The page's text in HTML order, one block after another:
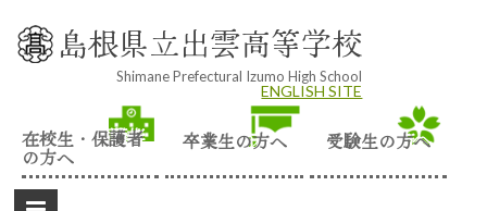
content 島根県立出雲高等学校
Shimane Prefectural Izumo High School
ENGLISH SITE
在校生・保護者
の方へ
卒業生の方へ 受験生の方へ